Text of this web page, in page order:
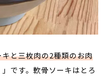
キと三枚肉の2種類のお肉
です。軟骨ソーキはとろ